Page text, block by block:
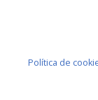
Política de